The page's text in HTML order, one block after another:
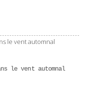
le vent automnal